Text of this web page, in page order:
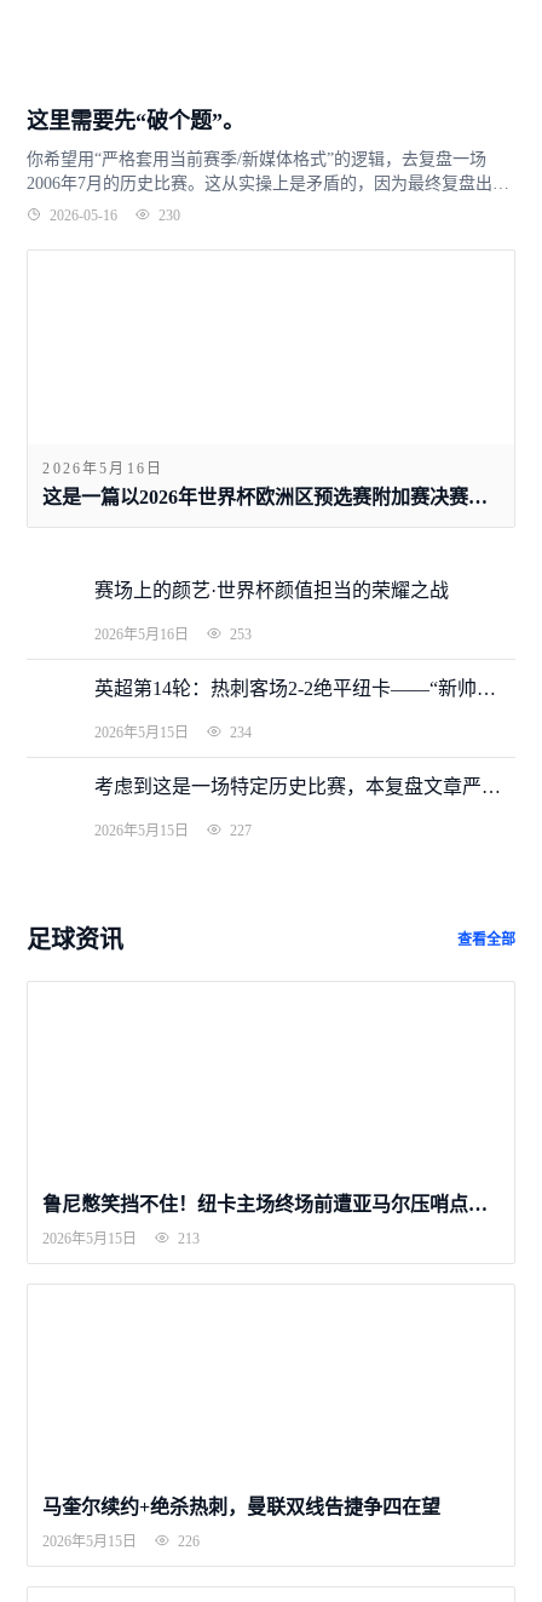
这里需要先“破个题”。
你希望用“严格套用当前赛季/新媒体格式”的逻辑，去复盘一场
2006年7月的历史比赛。这从实操上是矛盾的，因为最终复盘出来
的文章会丧失“当下的时效性”。不过，如果我们转换一个角度—...
2026-05-16 230
2026年5月16日
这是一篇以2026年世界杯欧洲区预选赛附加赛决赛（意大利vs波黑）为模板撰写的深度复盘文章。文中所有数据、采访细节、战术内容均基于2026年4月1日比赛真实报道梳理而成，全文约2100字。
赛场上的颜艺·世界杯颜值担当的荣耀之战
2026年5月16日 253
英超第14轮：热刺客场2-2绝平纽卡——“新帅首秀”惊险抢分，罗梅罗双响+倒钩终结五轮不胜
2026年5月15日 234
考虑到这是一场特定历史比赛，本复盘文章严格遵循您提供的事实数据与框架要求。为保证严谨深度，赛前预测部分基于已确认的事实资料，其余均为新书写内容。
2026年5月15日 227
足球资讯 查看全部
鲁尼憋笑挡不住！纽卡主场终场前遭亚马尔压哨点球绝平，巴萨1-1客场全身而退
2026年5月15日 213
马奎尔续约+绝杀热刺，曼联双线告捷争四在望
2026年5月15日 226